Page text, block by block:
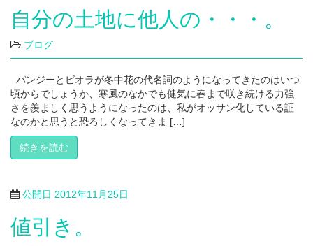
自分の土地に他人の・・・。
ブログ
パンジーとビオラが冬中花の代名詞のようになってきたのはいつ
頃からでしょうか、寒風のなかでも健気に春まで咲き続ける力強
さを羨ましく思うようになったのは、私がオッサン化している証
なのかと思うと恐ろしくなってきま […]
続きを読む
公開日 2012年11月25日
値引き。